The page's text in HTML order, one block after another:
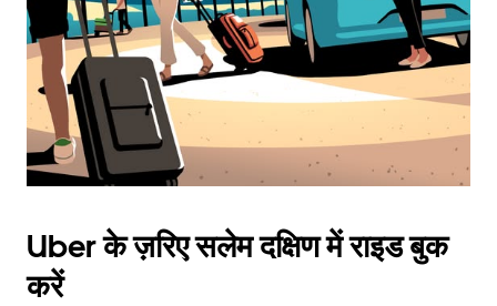
close
the
calendar.
Uber के ज़रिए सलेम दक्षिण में राइड बुक
करें